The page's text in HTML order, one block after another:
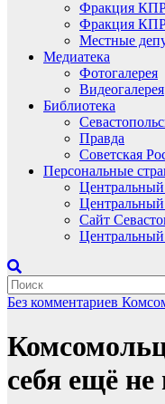
Фракция
Фракция
Местные
Медиатека
Фотогалерея
Видеогалерея
Библиотека
Правда
Советская
Персональные
Сайт
Центральный
Без комментариев
себя ещё не